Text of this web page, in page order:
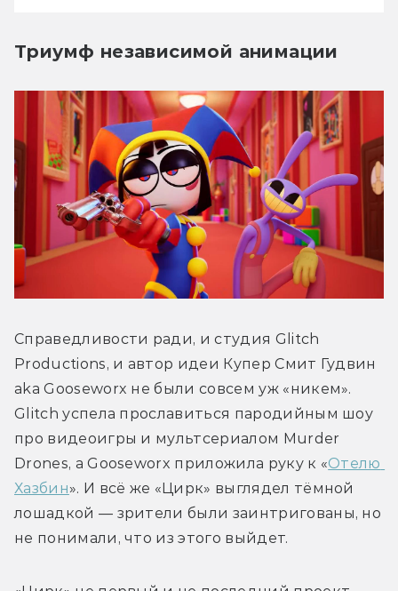
Триумф независимой анимации
Справедливости ради, и студия Glitch
Productions, и автор идеи Купер Смит Гудвин
aka Gooseworx не были совсем уж «никем».
Glitch успела прославиться пародийным шоу
про видеоигры и мультсериалом Murder
Drones, а Gooseworx приложила руку к «Отелю
Хазбин». И всё же «Цирк» выглядел тёмной
лошадкой — зрители были заинтригованы, но
не понимали, что из этого выйдет.